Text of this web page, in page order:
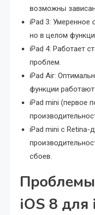
возможны
iPad 3: Умеренное
но в целом
iPad 4: Работает
проблем.
iPad Air:
функции
iPad mini (первое
iPad mini с Retina-
сбоев.
Проблемы
iOS 8 для